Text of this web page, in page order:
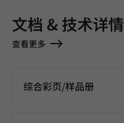
文档 & 技术详情
查看更多
综合彩页/样品册